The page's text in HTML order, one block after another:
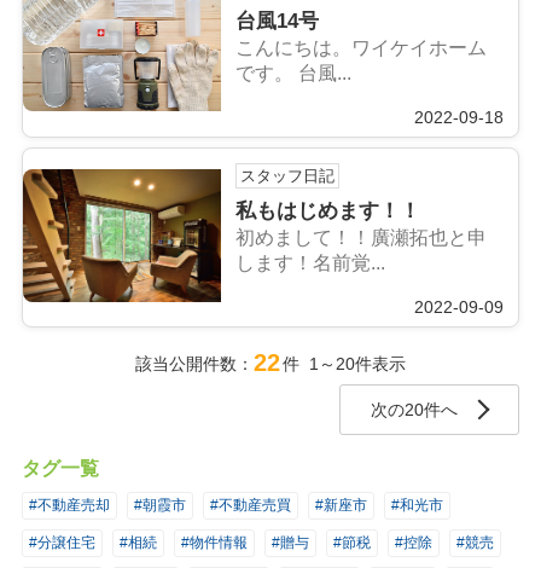
台風14号
こんにちは。ワイケイホーム
です。 台風...
2022-09-18
スタッフ日記
私もはじめます！！
初めまして！！廣瀬拓也と申
します！名前覚...
2022-09-09
該当公開件数： 22件 1～20件表示
次の20件へ
タグ一覧
#不動産売却 #朝霞市 #不動産売買 #新座市 #和光市
#分譲住宅 #相続 #物件情報 #贈与 #節税 #控除 #競売